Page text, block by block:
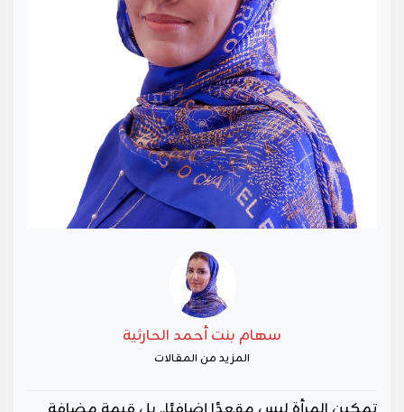
سهام بنت أحمد الحارثية
المزيد من المقالات